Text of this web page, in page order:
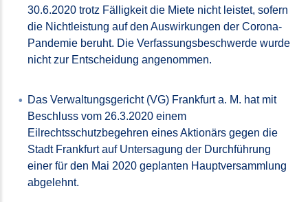
30.6.2020 trotz Fälligkeit die Miete nicht leistet, sofern
die Nichtleistung auf den Auswirkungen der Corona-
Pandemie beruht. Die Verfassungsbeschwerde wurde
nicht zur Entscheidung angenommen.
Das Verwaltungsgericht (VG) Frankfurt a. M. hat mit
Beschluss vom 26.3.2020 einem
Eilrechtsschutzbegehren eines Aktionärs gegen die
Stadt Frankfurt auf Untersagung der Durchführung
einer für den Mai 2020 geplanten Hauptversammlung
abgelehnt.